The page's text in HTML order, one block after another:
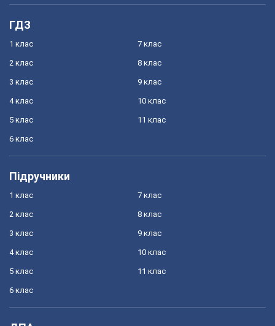
ГДЗ
1 клас
2 клас
3 клас
4 клас
5 клас
6 клас
7 клас
8 клас
9 клас
10 клас
11 клас
Підручники
1 клас
2 клас
3 клас
4 клас
5 клас
6 клас
7 клас
8 клас
9 клас
10 клас
11 клас